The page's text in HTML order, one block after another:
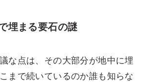
埋まる要石の謎
な点は、その大部分が地中に埋
まで続いているのか誰も知らな